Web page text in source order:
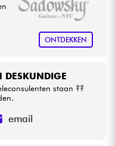
ONTDEKKEN
DESKUNDIGE
staan ??
email